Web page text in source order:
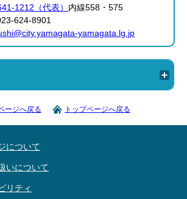
1212（代表） 内線558・575
624-8901
yamagata.lg.jp
ージへ戻る トップページへ戻る
について
いについて
リティ